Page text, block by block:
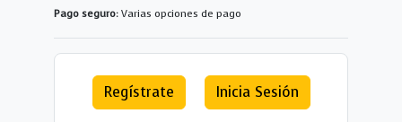
Pago seguro: Varias opciones de pago
Regístrate Inicia Sesión